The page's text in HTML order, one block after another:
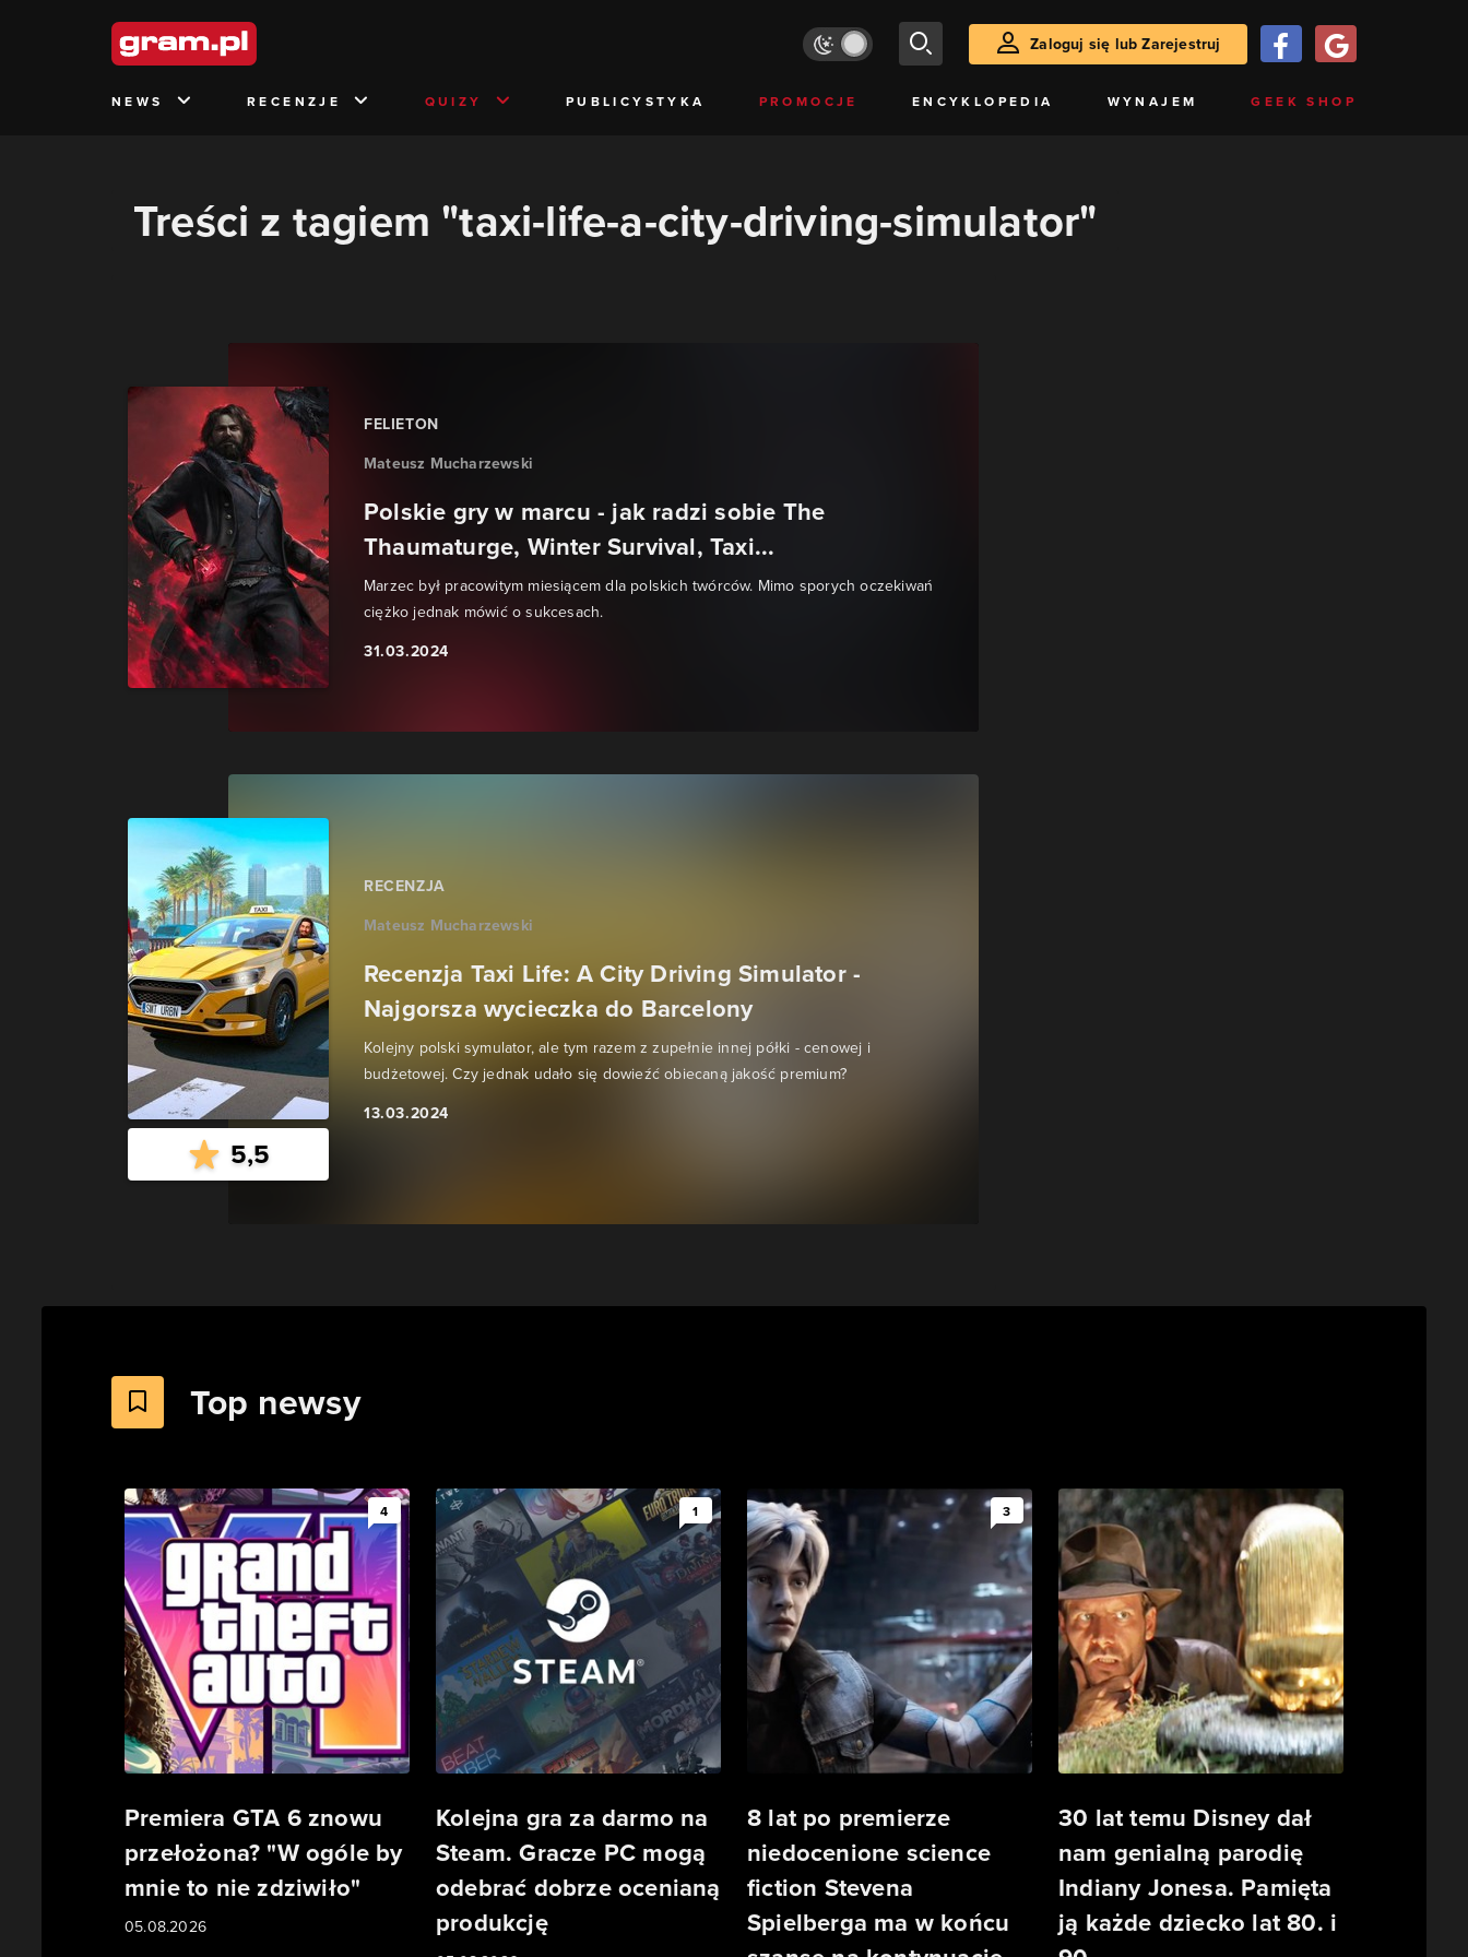
Zaloguj się lub Zarejestruj
NEWS RECENZJE QUIZY PUBLICYSTYKA PROMOCJE ENCYKLOPEDIA WYNAJEM GEEK SHOP
Treści z tagiem "taxi-life-a-city-driving-simulator"
FELIETON
Mateusz Mucharzewski
Polskie gry w marcu - jak radzi sobie The
Thaumaturge, Winter Survival, Taxi...
Marzec był pracowitym miesiącem dla polskich twórców. Mimo sporych oczekiwań
ciężko jednak mówić o sukcesach.
31.03.2024
5,5
RECENZJA
Mateusz Mucharzewski
Recenzja Taxi Life: A City Driving Simulator -
Najgorsza wycieczka do Barcelony
Kolejny polski symulator, ale tym razem z zupełnie innej półki - cenowej i
budżetowej. Czy jednak udało się dowieźć obiecaną jakość premium?
13.03.2024
Top newsy
4
Premiera GTA 6 znowu
przełożona? "W ogóle by
mnie to nie zdziwiło"
05.08.2026
1
Kolejna gra za darmo na
Steam. Gracze PC mogą
odebrać dobrze ocenianą
produkcję
3
8 lat po premierze
niedocenione science
fiction Stevena
Spielberga ma w końcu
30 lat temu Disney dał
nam genialną parodię
Indiany Jonesa. Pamięta
ją każde dziecko lat 80. i